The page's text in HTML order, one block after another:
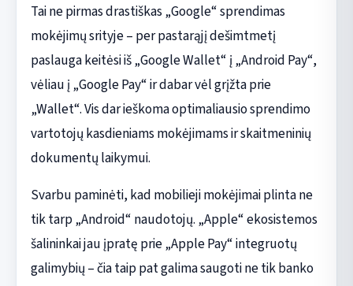
Tai ne pirmas drastiškas „Google“ sprendimas
mokėjimų srityje – per pastarąjį dešimtmetį
paslauga keitėsi iš „Google Wallet“ į „Android Pay“,
vėliau į „Google Pay“ ir dabar vėl grįžta prie
„Wallet“. Vis dar ieškoma optimaliausio sprendimo
vartotojų kasdieniams mokėjimams ir skaitmeninių
dokumentų laikymui.
Svarbu paminėti, kad mobilieji mokėjimai plinta ne
tik tarp „Android“ naudotojų. „Apple“ ekosistemos
šalininkai jau įpratę prie „Apple Pay“ integruotų
galimybių – čia taip pat galima saugoti ne tik banko